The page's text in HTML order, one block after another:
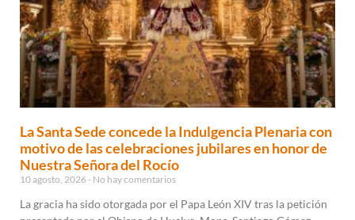
La Santa Sede concede la Indulgencia Plenaria con
motivo de las celebraciones jubilares en honor de
Nuestra Señora del Rocío
10 agosto, 2026 No hay comentarios
La gracia ha sido otorgada por el Papa León XIV tras la petición